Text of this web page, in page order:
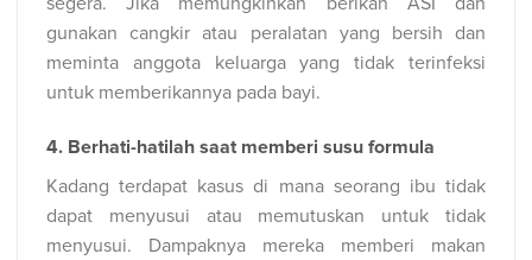
gunakan cangkir atau peralatan yang bersih dan
meminta anggota keluarga yang tidak terinfeksi
untuk memberikannya pada bayi.
4. Berhati-hatilah saat memberi susu formula
Kadang terdapat kasus di mana seorang ibu tidak
dapat menyusui atau memutuskan untuk tidak
menyusui. Dampaknya mereka memberi makan